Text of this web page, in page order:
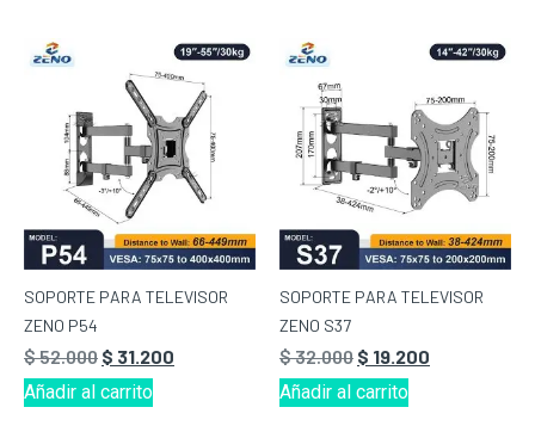
SOPORTE PARA TELEVISOR
ZENO P54
$52.000 $ 31.200
Añadir al carrito
SOPORTE PARA TELEVISOR
ZENO S37
$32.000 $ 19.200
Añadir al carrito